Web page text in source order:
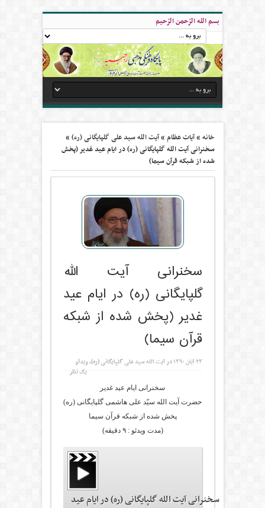
بسم الله الرّحمن الرّحیم
خانه »آیات عظام »آیت الله سید علی گلپایگانی (ره) »
سخنرانی آیت الله گلپایگانی (ره) در ایام عید غدیر (پخش
شده از شبکه قرآن سیما)
سخنرانی آیت الله
گلپایگانی (ره) در ایام عید
غدیر (پخش شده از شبکه
قرآن سیما)
۲۳ آبان ۱۳۹۰ درآیت الله سید علی گلپایگانی (ره),ویدئو
یک نظر
سخنرانی ایام عید غدیر
حضرت آیت الله سیّد علی هاشمی گلپایگانی (ره)
پخش شده از شبکه قرآن سیما
(مدت ویدئو : ۹ دقیقه)
سخنرانی آیت الله گلپایگانی (ره) در ایام عید